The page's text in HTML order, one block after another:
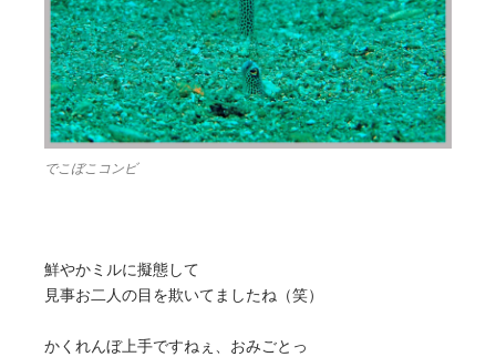
でこぼこコンビ
鮮やかミルに擬態して
見事お二人の目を欺いてましたね（笑）
かくれんぼ上手ですねぇ、おみごとっ